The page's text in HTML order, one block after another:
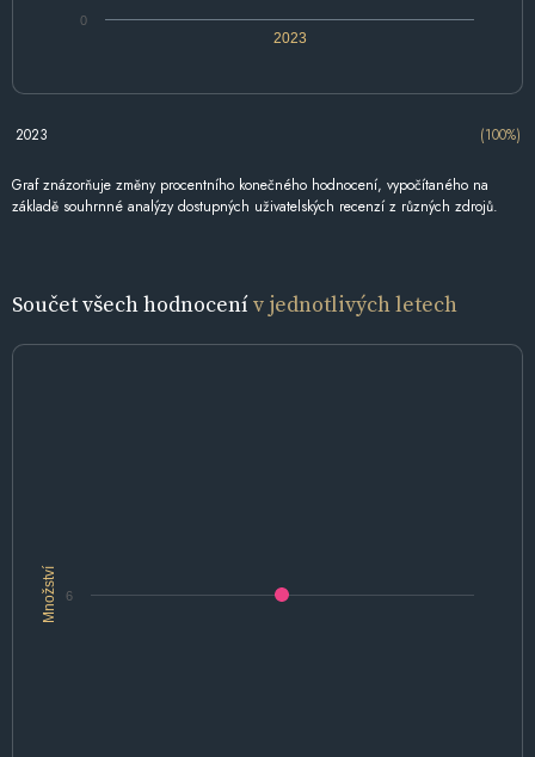
2023
0
2023 (100%)
Graf znázorňuje změny procentního konečného hodnocení, vypočítaného na
základě souhrnné analýzy dostupných uživatelských recenzí z různých zdrojů.
Součet všech hodnocenív jednotlivých letech
Množství 6